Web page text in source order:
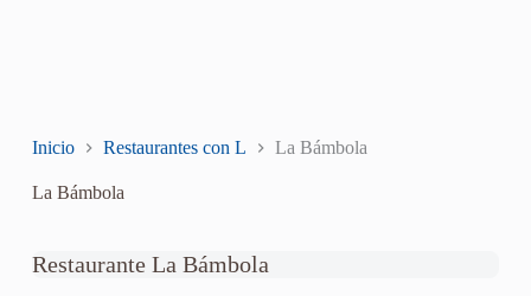
Inicio Restaurantes con L La Bámbola
La Bámbola
Restaurante La Bámbola